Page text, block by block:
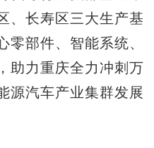
、长寿区三大生产基
零部件、智能系统、
助力重庆全力冲刺万
源汽车产业集群发展